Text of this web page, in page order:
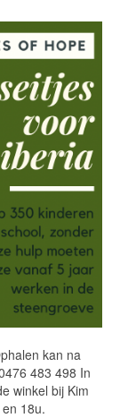
kan na
483 498 In
winkel bij Kim
18u.